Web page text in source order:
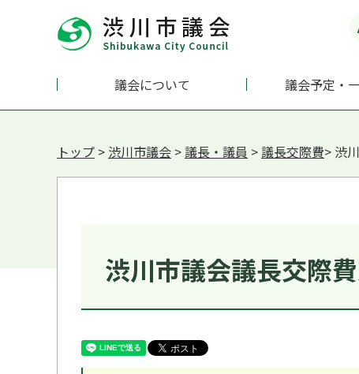
議会について 議会予定・
トップ > 渋川市議会 >議長・議員 >議長交際費> 渋
渋川市議会議長交際